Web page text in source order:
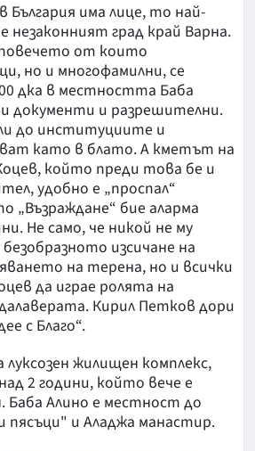
България има лице, то най-
незаконният град край Варна.
повечето от които
но и многофамилни, се
дка в местността Баба
документи и разрешителни.
до институциите и
като в блато. А кметът на
който преди това бе и
удобно е „проспал“
„Възраждане“ бие аларма
Не само, че никой не му
изсичане на
на терена, но и всички
да играе ролята на
далаверата. Кирил Петков дори
с Благо“.
луксозен жилищен комплекс,
2 години, който вече е
Алино е местност до
пясъци" и Аладжа манастир.